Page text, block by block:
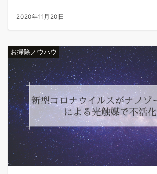
2020年11月20日
お掃除ノウハウ